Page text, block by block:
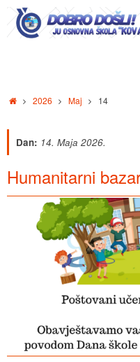
Skip
content
Home2026 Maj 14
Dan: 14. Maja 2026.
Humanitarni